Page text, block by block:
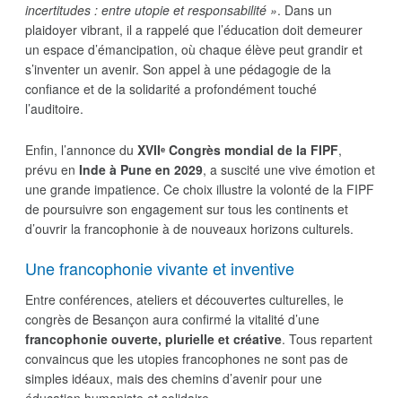
incertitudes : entre utopie et responsabilité ». Dans un
plaidoyer vibrant, il a rappelé que l’éducation doit demeurer
un espace d’émancipation, où chaque élève peut grandir et
s’inventer un avenir. Son appel à une pédagogie de la
confiance et de la solidarité a profondément touché
l’auditoire.
Enfin, l’annonce du XVIIᵉ Congrès mondial de la FIPF,
prévu en Inde à Pune en 2029, a suscité une vive émotion et
une grande impatience. Ce choix illustre la volonté de la FIPF
de poursuivre son engagement sur tous les continents et
d’ouvrir la francophonie à de nouveaux horizons culturels.
Une francophonie vivante et inventive
Entre conférences, ateliers et découvertes culturelles, le
congrès de Besançon aura confirmé la vitalité d’une
francophonie ouverte, plurielle et créative. Tous repartent
convaincus que les utopies francophones ne sont pas de
simples idéaux, mais des chemins d’avenir pour une